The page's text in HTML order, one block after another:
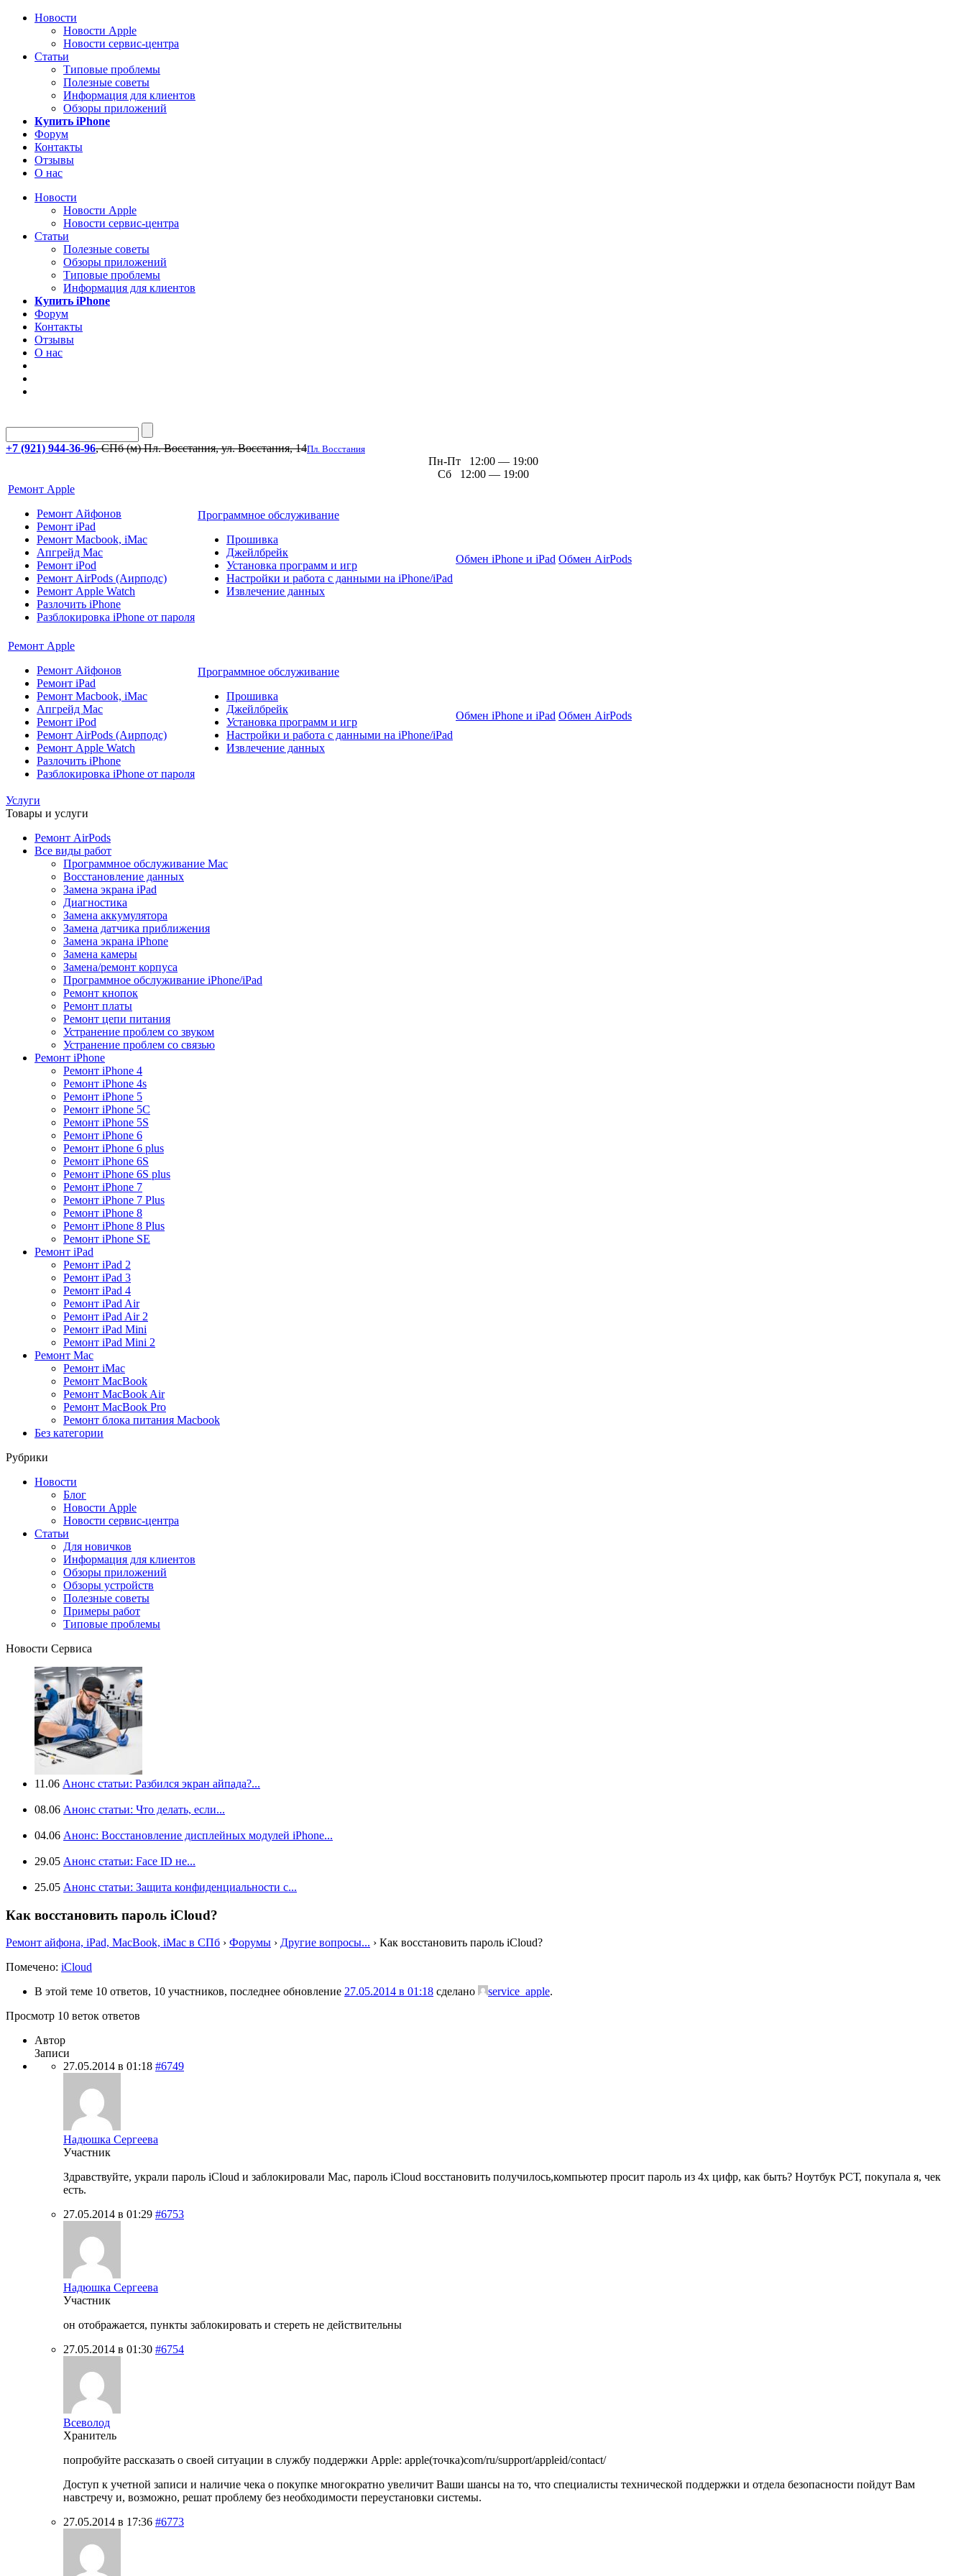
Новости
Новости Apple
Новости сервис-центра
Статьи
Типовые проблемы
Полезные советы
Информация для клиентов
Обзоры приложений
Купить iPhone
Форум
Контакты
Отзывы
О нас
Новости
Новости Apple
Новости сервис-центра
Статьи
Полезные советы
Обзоры приложений
Типовые проблемы
Информация для клиентов
Купить iPhone
Форум
Контакты
Отзывы
О нас
+7 (921) 944-36-96, СПб (м) Пл. Восстания, ул. Восстания, 14Пл. Восстания
Пн-Пт 12:00 — 19:00
Сб 12:00 — 19:00
Ремонт Apple
Ремонт Айфонов
Ремонт iPad
Ремонт Macbook, iMac
Апгрейд Mac
Ремонт iPod
Ремонт AirPods (Аирподс)
Ремонт Apple Watch
Разлочить iPhone
Разблокировка iPhone от пароля
Программное обслуживание
Прошивка
Джейлбрейк
Установка программ и игр
Настройки и работа с данными на iPhone/iPad
Извлечение данных
Обмен iPhone и iPad Обмен AirPods
Ремонт Apple
Ремонт Айфонов
Ремонт iPad
Ремонт Macbook, iMac
Апгрейд Mac
Ремонт iPod
Ремонт AirPods (Аирподс)
Ремонт Apple Watch
Разлочить iPhone
Разблокировка iPhone от пароля
Программное обслуживание
Прошивка
Джейлбрейк
Установка программ и игр
Настройки и работа с данными на iPhone/iPad
Извлечение данных
Обмен iPhone и iPad Обмен AirPods
Услуги
Товары и услуги
Ремонт AirPods
Все виды работ
Программное обслуживание Mac
Восстановление данных
Замена экрана iPad
Диагностика
Замена аккумулятора
Замена датчика приближения
Замена экрана iPhone
Замена камеры
Замена/ремонт корпуса
Программное обслуживание iPhone/iPad
Ремонт кнопок
Ремонт платы
Ремонт цепи питания
Устранение проблем со звуком
Устранение проблем со связью
Ремонт iPhone
Ремонт iPhone 4
Ремонт iPhone 4s
Ремонт iPhone 5
Ремонт iPhone 5C
Ремонт iPhone 5S
Ремонт iPhone 6
Ремонт iPhone 6 plus
Ремонт iPhone 6S
Ремонт iPhone 6S plus
Ремонт iPhone 7
Ремонт iPhone 7 Plus
Ремонт iPhone 8
Ремонт iPhone 8 Plus
Ремонт iPhone SE
Ремонт iPad
Ремонт iPad 2
Ремонт iPad 3
Ремонт iPad 4
Ремонт iPad Air
Ремонт iPad Air 2
Ремонт iPad Mini
Ремонт iPad Mini 2
Ремонт Mac
Ремонт iMac
Ремонт MacBook
Ремонт MacBook Air
Ремонт MacBook Pro
Ремонт блока питания Macbook
Без категории
Рубрики
Новости
Блог
Новости Apple
Новости сервис-центра
Статьи
Для новичков
Информация для клиентов
Обзоры приложений
Обзоры устройств
Полезные советы
Примеры работ
Типовые проблемы
Новости Сервиса
11.06 Анонс статьи: Разбился экран айпада?...
08.06 Анонс статьи: Что делать, если...
04.06 Анонс: Восстановление дисплейных модулей iPhone...
29.05 Анонс статьи: Face ID не...
25.05 Анонс статьи: Защита конфиденциальности с...
Как восстановить пароль iCloud?
Ремонт айфона, iPad, MacBook, iMac в СПб › Форумы › Другие вопросы... › Как восстановить пароль iCloud?
Помечено: iCloud
В этой теме 10 ответов, 10 участников, последнее обновление 27.05.2014 в 01:18 сделано service_apple.
Просмотр 10 веток ответов
Автор
Записи
27.05.2014 в 01:18 #6749
Надюшка Сергеева
Участник
Здравствуйте, украли пароль iCloud и заблокировали Mac, пароль iCloud восстановить получилось,компьютер просит пароль из 4х цифр, как быть? Ноутбук РСТ, покупала я, чек
есть.
27.05.2014 в 01:29 #6753
Надюшка Сергеева
Участник
он отображается, пункты заблокировать и стереть не действительны
27.05.2014 в 01:30 #6754
Всеволод
Хранитель
попробуйте рассказать о своей ситуации в службу поддержки Apple: apple(точка)com/ru/support/appleid/contact/
Доступ к учетной записи и наличие чека о покупке многократно увеличит Ваши шансы на то, что специалисты технической поддержки и отдела безопасности пойдут Вам
навстречу и, возможно, решат проблему без необходимости переустановки системы.
27.05.2014 в 17:36 #6773